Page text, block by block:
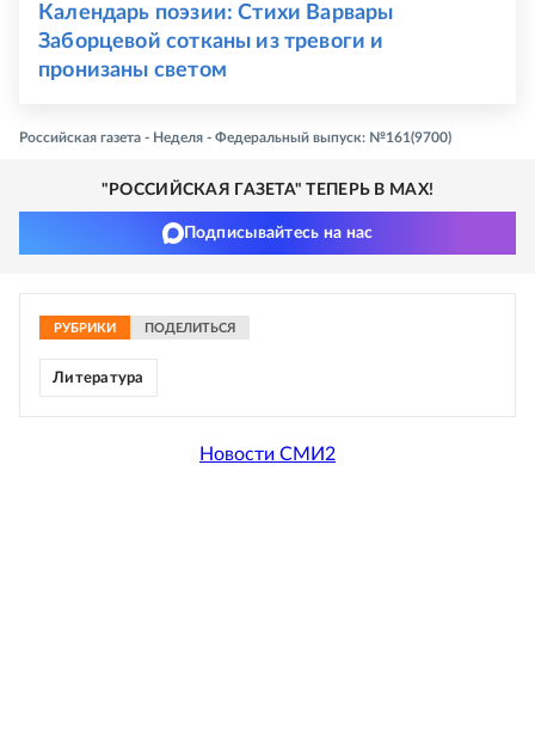
Календарь поэзии: Стихи Варвары
Заборцевой сотканы из тревоги и
пронизаны светом
Российская газета - Неделя - Федеральный выпуск: №161(9700)
"РОССИЙСКАЯ ГАЗЕТА" ТЕПЕРЬ В MAX!
Подписывайтесь на нас
РУБРИКИ ПОДЕЛИТЬСЯ
Литература
Новости СМИ2